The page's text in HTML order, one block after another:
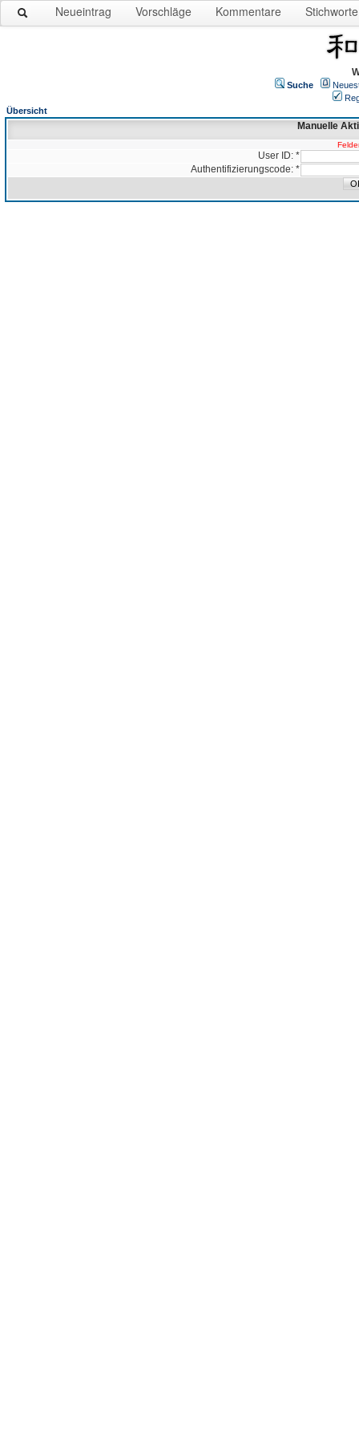
Neueintrag Vorschläge Kommentare Stichworte
Suche
Übersicht
Manuelle
User ID: *
Authentifizierungscode: *